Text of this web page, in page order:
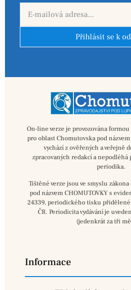
Přihlásit se k
On-line verze je provozována
pro oblast Chomutovska pod
vychází z ověřených a veřejně
zpracovaných redakcí a
periodika.
Tištěné verze jsou ve smyslu zákona
pod názvem CHOMUTOVKY s
24339, periodického tisku
ČR. Periodicita vydávání je
(jedenkrát za tři
Informace